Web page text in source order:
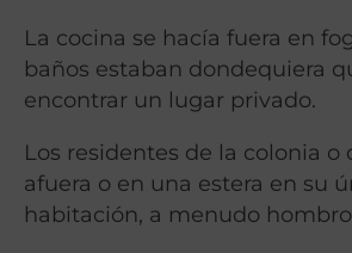
La cocina se hacía fuera en
baños estaban dondequiera
encontrar un lugar privado.
Los residentes de la colonia o
afuera o en una estera en su
habitación, a menudo